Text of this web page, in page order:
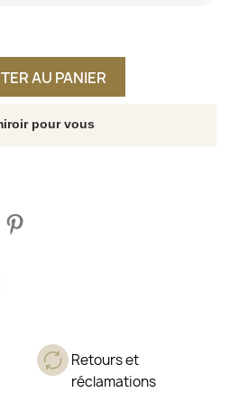
AU PANIER
pour vous
Retours et
réclamations